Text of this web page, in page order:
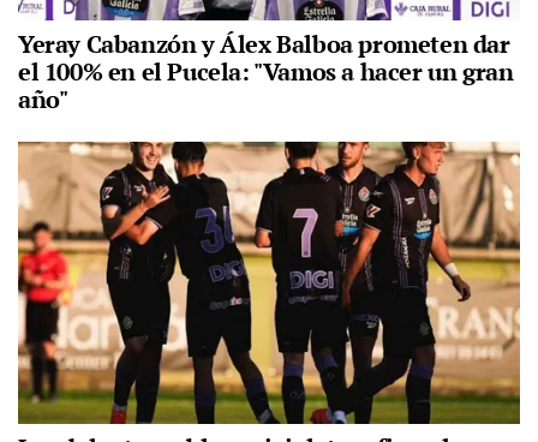
Yeray Cabanzón y Álex Balboa prometen dar
el 100% en el Pucela: "Vamos a hacer un gran
año"